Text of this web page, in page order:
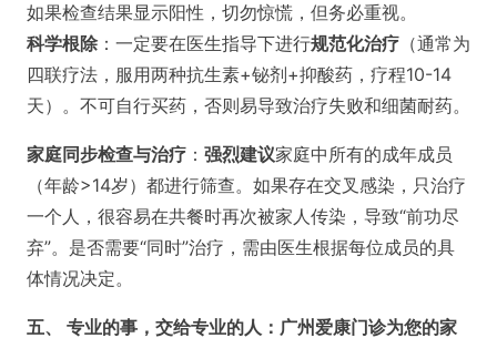
如果检查结果显示阳性，切勿惊慌，但务必重视。
科学根除 ：一定要在医生指导下进行规范化治疗 （通常为
四联疗法，服用两种抗生素+铋剂+抑酸药，疗程10-14
天）。不可自行买药，否则易导致治疗失败和细菌耐药。
家庭同步检查与治疗 ： 强烈建议家庭中所有的成年成员
（年龄>14岁）都进行筛查。如果存在交叉感染，只治疗
一个人，很容易在共餐时再次被家人传染，导致“前功尽
弃”。是否需要“同时”治疗，需由医生根据每位成员的具
体情况决定。
五、 专业的事，交给专业的人：广州爱康门诊为您的家